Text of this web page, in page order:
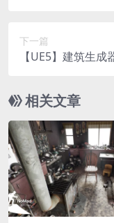
下一篇
【UE5】建筑生
相关文章